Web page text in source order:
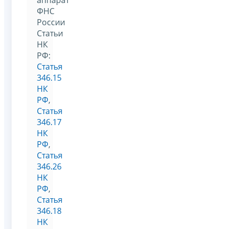
ФНС
России
Статьи
НК
РФ:
Статья
346.15
НК
РФ,
Статья
346.17
НК
РФ,
Статья
346.26
НК
РФ,
Статья
346.18
НК